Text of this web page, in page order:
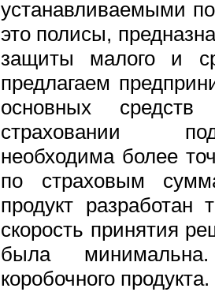
устанавливаемыми
это полисы,
защиты малого и
предлагаем
основных
страховании
необходима более
по страховым
продукт разработан
скорость принятия
была
коробочного продукта.